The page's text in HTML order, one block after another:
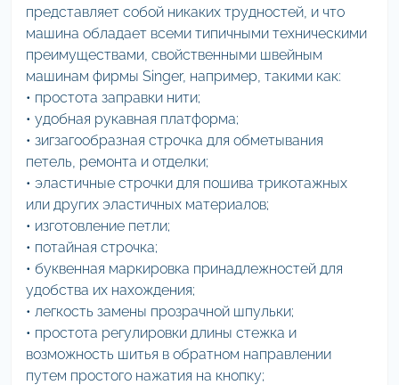
представляет собой никаких трудностей, и что
машина обладает всеми типичными техническими
преиму­ществами, свойственными швейным
машинам фирмы Singer, например, такими как:
• простота заправки нити;
• удобная рукавная платформа;
• зигзагообразная строчка для обметывания
петель, ремонта и отделки;
• эластичные строчки для пошива трикотажных
или других эластичных материалов;
• изготовление петли;
• потайная строчка;
• буквенная маркировка принадлежностей для
удобства их нахождения;
• легкость замены прозрачной шпульки;
• простота регулировки длины стежка и
возможность шитья в обратном направлении
путем простого нажатия на кнопку;